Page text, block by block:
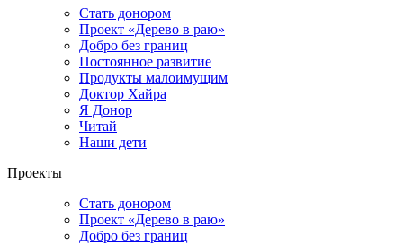
Стать донором
Проект «Дерево в раю»
Добро без границ
Постоянное развитие
Продукты малоимущим
Доктор Хайра
Я Донор
Читай
Наши дети
Проекты
Стать донором
Проект «Дерево в раю»
Добро без границ